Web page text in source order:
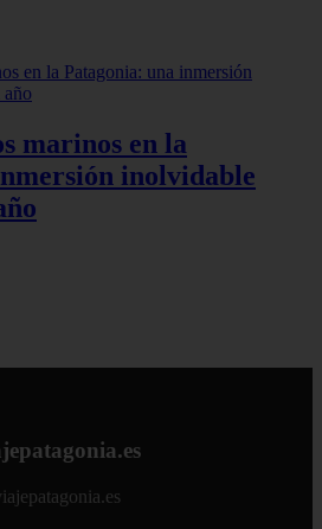
marinos en la
inolvidable